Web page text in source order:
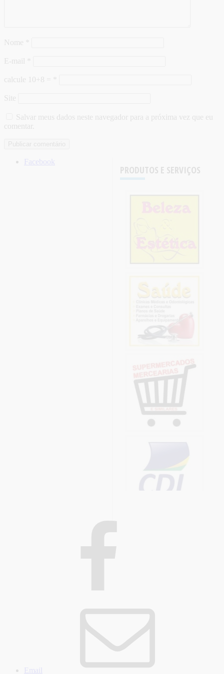
Nome
E-mail
calcule 10+8 =
Site
Salvar meus dados neste navegador para a próxima vez que eu
comentar.
PRODUTOS E SERVIÇOS
Facebook
Email